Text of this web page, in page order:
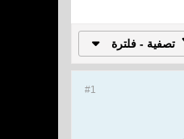
تصفية - فلترة
#1